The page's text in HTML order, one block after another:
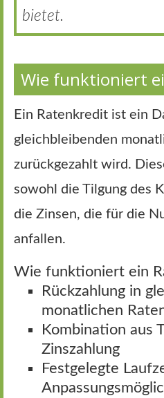
bietet.
Wie funktioniert
Ein Ratenkredit ist ein
gleichbleibenden
zurückgezahlt wird.
sowohl die Tilgung des
die Zinsen, die für die
anfallen.
Wie funktioniert ein
Rückzahlung in
monatlichen
Kombination aus
Zinszahlung
Festgelegte